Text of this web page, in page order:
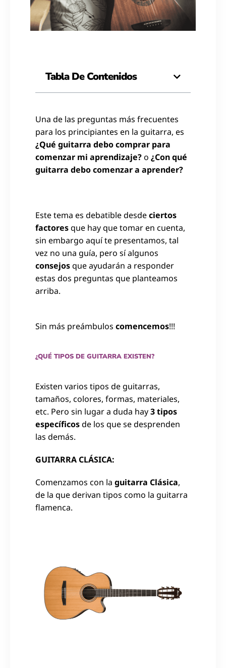
Tabla De Contenidos
Una de las preguntas más frecuentes
para los principiantes en la guitarra, es
¿Qué guitarra debo comprar para
comenzar mi aprendizaje?o ¿Con qué
guitarra debo comenzar a aprender?
Este tema es debatible desdeciertos
factoresque hay que tomar en cuenta,
sin embargo aquí te presentamos, tal
vez no una guía, pero sí algunos
consejosque ayudarán a responder
estas dos preguntas que planteamos
arriba.
Sin más preámbulos comencemos!!!
¿QUÉ TIPOS DE GUITARRA EXISTEN?
Existen varios tipos de guitarras,
tamaños, colores, formas, materiales,
etc. Pero sin lugar a duda hay3 tipos
específicosde los que se desprenden
las demás.
GUITARRA CLÁSICA:
Comenzamos con la guitarra Clásica,
de la que derivan tipos como la guitarra
flamenca.